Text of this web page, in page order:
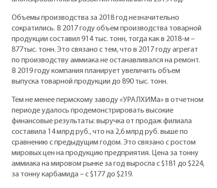
Объемы производства за 2018 год незначительно
сократились. В 2017 году объем производства товарной
продукции составил 914 тыс. тонн, тогда как в 2018-м –
877тыс. тонн. Это связано с тем, что в 2017 году агрегат
по производству аммиака не останавливался на ремонт.
В 2019 году компания планирует увеличить объем
выпуска товарной продукции до 890 тыс. тонн.
Тем не менее пермскому заводу «УРАЛХИМа» в отчетном
периоде удалось продемонстрировать высокие
финансовые результаты: выручка от продаж филиала
составила 14 млрд руб., что на 2,6 млрд руб. выше по
сравнению с предыдущим годом. Это связано с ростом
мировых цен на продукцию предприятия. Цена за тонну
аммиака на мировом рынке за год выросла с $181 до $224,
за тонну карбамида – с $177 до $219.